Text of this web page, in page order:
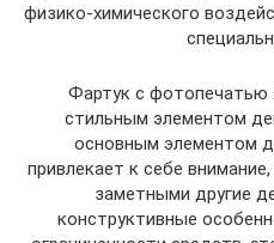
физико-химического
Фартук с фотопечатью
стильным элементом
основным элементом
привлекает к себе
заметными другие
конструктивные